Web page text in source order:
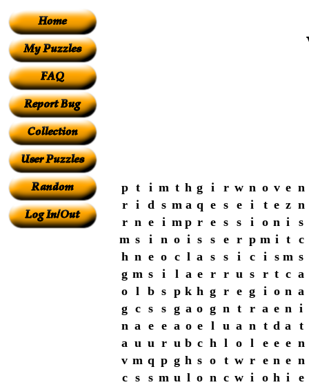
p t i m t h g i r w n o v e n
r
i d s m a q e s e i t e z n
r n e i m p r e s s i o n i
s
m s i n o i s s e r p m i t
c
h n e o c l a s s i c i s m s
g m s i l a e r r u s r t c a
o l b s p k h g r e g i o n a
g c s s g a o g n t r a e n i
n a e e a o e l u a n t d a t
a u u r u b c h l o l e e e n
v m q p g h s o t w r e n e n
c s s m u l o n c w i o h i
e